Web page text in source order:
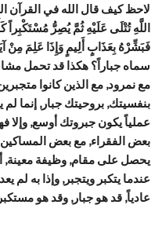
لاحظ كيف قال الله في القرآن
اللَّهِ تُتْلَى عَلَيْهِ ثُمَّ يُصِرُّ مُسْتَكْبِراً
سماه جباراً؟ هكذا قد تحمل
مع نمرود, مع الذين كانوا
بنفسيتك, بروحيتك جبار, إنما
عملياً يكون جبروتك أوسع,
بعض الفقراء, مع بعض
يحصل على مقام, وظيفة معينة,
عندما يتكبر ويتجبر, وإذا به لم
عادياً, قد هو جبار, وقد هو